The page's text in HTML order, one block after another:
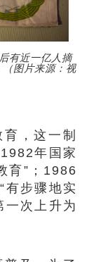
有近一亿人摘
图片来源：视
，这一制
年国家
育”；1986
有步骤地实
一次上升为